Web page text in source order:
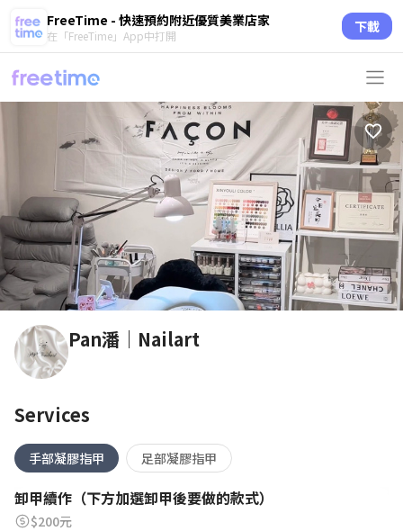
FreeTime - 快速預約附近優質美業店家
在「FreeTime」App中打開 下載
Pan潘｜Nailart
Services
手部凝膠指甲 足部凝膠指甲
卸甲續作（下方加選卸甲後要做的款式）
$200元